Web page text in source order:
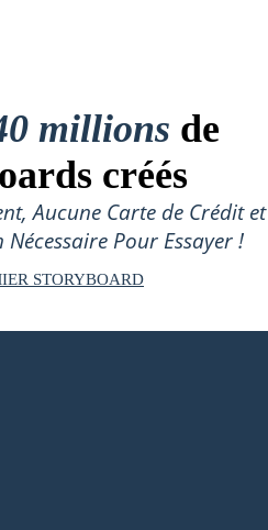
millions de
créés
Aucune Carte de Crédit et
Pour Essayer !
STORYBOARD